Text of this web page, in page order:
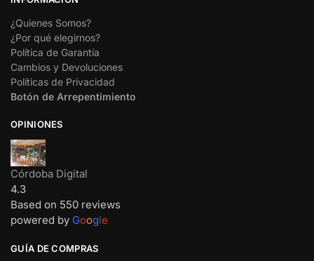
¿Quienes Somos?
¿Por qué elegirnos?
Política de Garantía
Cambios y Devoluciones
Políticas de Privacidad
Botón de Arrepentimiento
OPINIONES
Córdoba Digital
4.3
Based on 550 reviews
powered by Google
GUÍA DE COMPRAS